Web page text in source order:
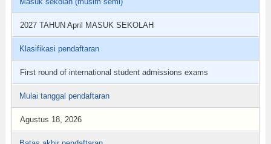
2027 TAHUN April MASUK SEKOLAH
Klasifikasi pendaftaran
First round of international student admissions exams
Mulai tanggal pendaftaran
Agustus 18, 2026